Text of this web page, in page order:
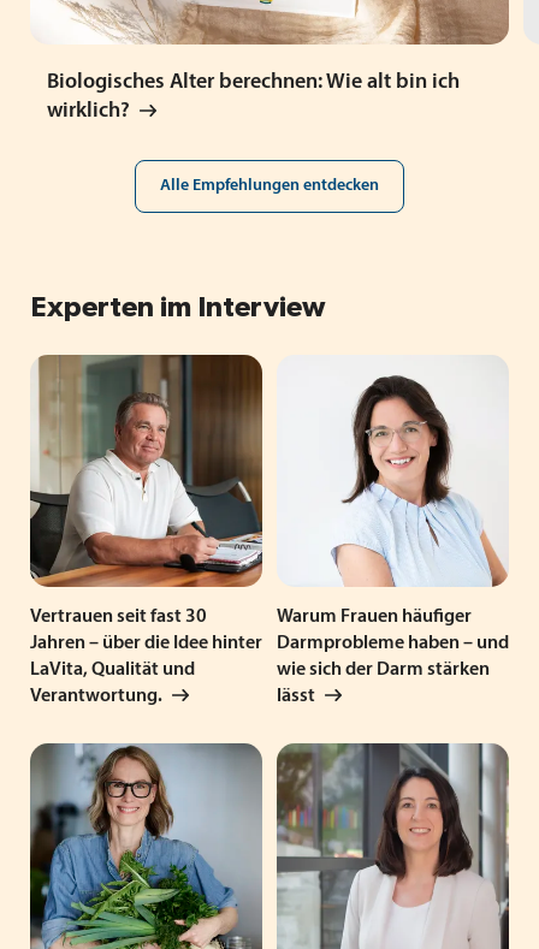
Biologisches Alter berechnen: Wie alt bin ich
wirklich?
Alle Empfehlungen entdecken
Experten im Interview
Vertrauen seit fast 30
Jahren – über die Idee hinter
LaVita, Qualität und
Verantwortung.
Warum Frauen häufiger
Darmprobleme haben – und
wie sich der Darm stärken
lässt